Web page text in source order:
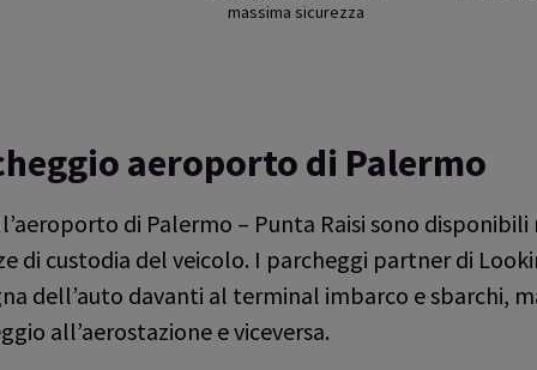
massima sicurezza
aeroporto di Palermo
l’aeroporto di Palermo – Punta Raisi sono
di custodia del veicolo. I parcheggi partner di
dell’auto davanti al terminal imbarco e sbarchi,
all’aerostazione e viceversa.